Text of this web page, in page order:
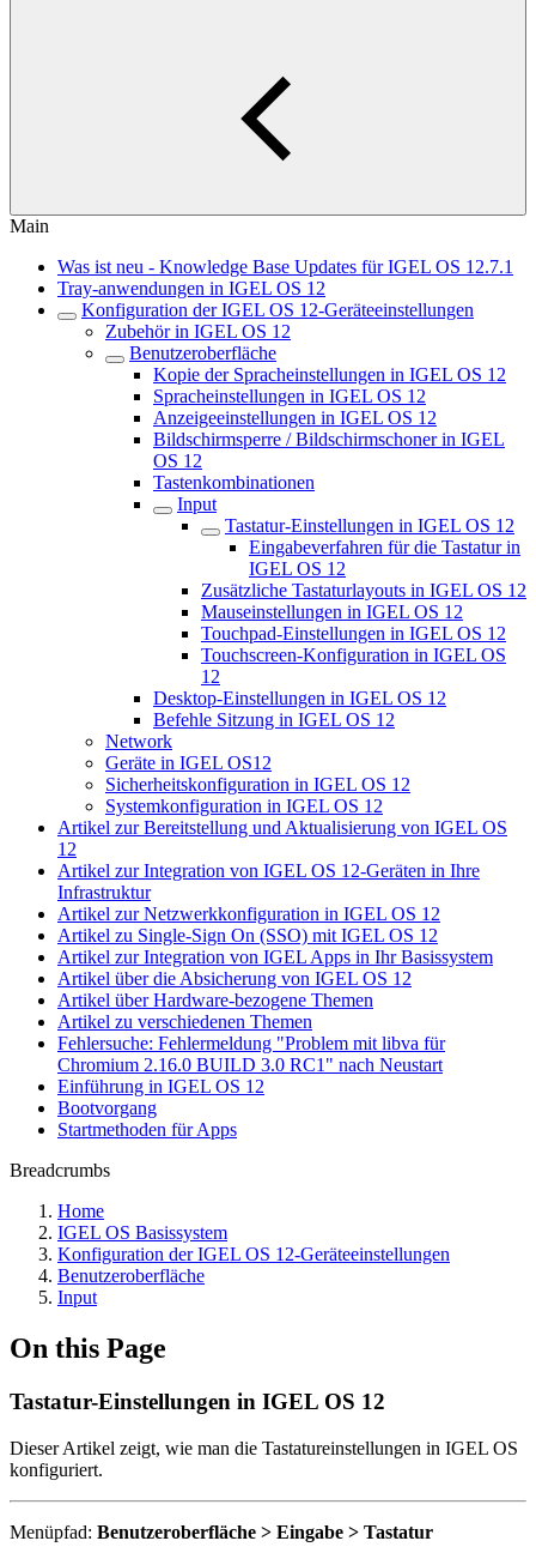
Main
Was ist neu - Knowledge Base Updates für IGEL OS 12.7.1
Tray-anwendungen in IGEL OS 12
Konfiguration der IGEL OS 12-Geräteeinstellungen
Zubehör in IGEL OS 12
Benutzeroberfläche
Kopie der Spracheinstellungen in IGEL OS 12
Spracheinstellungen in IGEL OS 12
Anzeigeeinstellungen in IGEL OS 12
Bildschirmsperre / Bildschirmschoner in IGEL
OS 12
Tastenkombinationen
Input
Tastatur-Einstellungen in IGEL OS 12
Eingabeverfahren für die Tastatur in
IGEL OS 12
Zusätzliche Tastaturlayouts in IGEL OS 12
Mauseinstellungen in IGEL OS 12
Touchpad-Einstellungen in IGEL OS 12
Touchscreen-Konfiguration in IGEL OS
12
Desktop-Einstellungen in IGEL OS 12
Befehle Sitzung in IGEL OS 12
Network
Geräte in IGEL OS12
Sicherheitskonfiguration in IGEL OS 12
Systemkonfiguration in IGEL OS 12
Artikel zur Bereitstellung und Aktualisierung von IGEL OS
12
Artikel zur Integration von IGEL OS 12-Geräten in Ihre
Infrastruktur
Artikel zur Netzwerkkonfiguration in IGEL OS 12
Artikel zu Single-Sign On (SSO) mit IGEL OS 12
Artikel zur Integration von IGEL Apps in Ihr Basissystem
Artikel über die Absicherung von IGEL OS 12
Artikel über Hardware-bezogene Themen
Artikel zu verschiedenen Themen
Fehlersuche: Fehlermeldung "Problem mit libva für
Chromium 2.16.0 BUILD 3.0 RC1" nach Neustart
Einführung in IGEL OS 12
Bootvorgang
Startmethoden für Apps
Breadcrumbs
Home
IGEL OS Basissystem
Konfiguration der IGEL OS 12-Geräteeinstellungen
Benutzeroberfläche
Input
On this Page
Tastatur-Einstellungen in IGEL OS 12
Dieser Artikel zeigt, wie man die Tastatureinstellungen in IGEL OS
konfiguriert.
Menüpfad: Benutzeroberfläche > Eingabe > Tastatur